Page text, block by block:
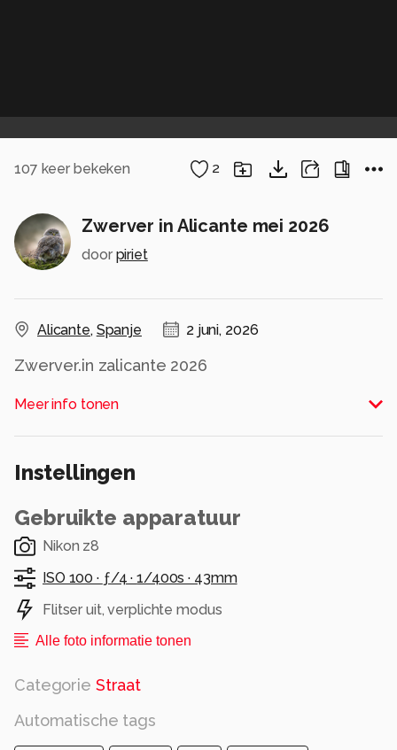
107 keer bekeken 2
Zwerver in Alicante mei 2026
door piriet
Alicante, Spanje 2 juni, 2026
Zwerver.in zalicante 2026
Alle rechten voorbehouden
Meer info tonen
Instellingen
Gebruikte apparatuur
Nikon z8
ISO 100 · ƒ/4 ·1/400s · 43mm
Flitser uit, verplichte modus
Alle foto informatie tonen
Categorie Straat
Automatische tags